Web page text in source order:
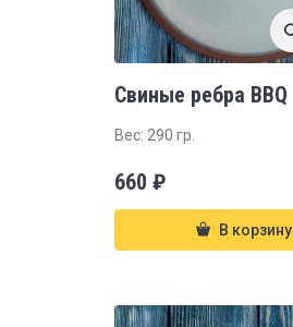
Свиные ребра BBQ
Вес: 290 гр.
660 ₽
В корзину